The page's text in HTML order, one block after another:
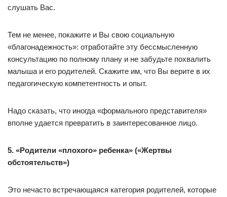
слушать Вас.
Тем не менее, покажите и Вы свою социальную
«благонадежность»: отработайте эту бессмысленную
консультацию по полному плану и не забудьте похвалить
малыша и его родителей. Скажите им, что Вы верите в их
педагогическую компетентность и опыт.
Надо сказать, что иногда «формального представителя»
вполне удается превратить в заинтересованное лицо.
5. «Родители «плохого» ребенка» («Жертвы
обстоятельств»)
Это нечасто встречающаяся категория родителей, которые